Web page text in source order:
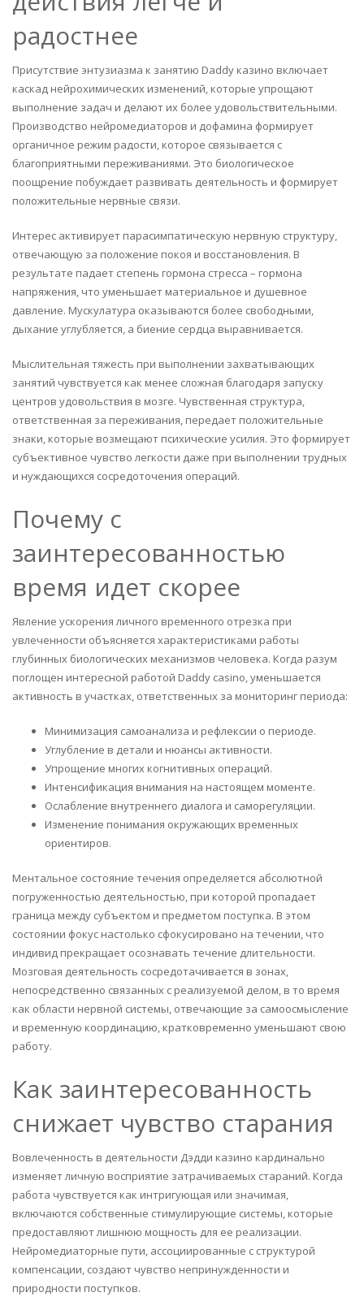
радостнее
Присутствие энтузиазма к занятию Daddy казино включает
каскад нейрохимических изменений, которые упрощают
выполнение задач и делают их более удовольствительными.
Производство нейромедиаторов и дофамина формирует
органичное режим радости, которое связывается с
благоприятными переживаниями. Это биологическое
поощрение побуждает развивать деятельность и формирует
положительные нервные связи.
Интерес активирует парасимпатическую нервную структуру,
отвечающую за положение покоя и восстановления. В
результате падает степень гормона стресса – гормона
напряжения, что уменьшает материальное и душевное
давление. Мускулатура оказываются более свободными,
дыхание углубляется, а биение сердца выравнивается.
Мыслительная тяжесть при выполнении захватывающих
занятий чувствуется как менее сложная благодаря запуску
центров удовольствия в мозге. Чувственная структура,
ответственная за переживания, передает положительные
знаки, которые возмещают психические усилия. Это формирует
субъективное чувство легкости даже при выполнении трудных
и нуждающихся сосредоточения операций.
Почему с
заинтересованностью
время идет скорее
Явление ускорения личного временного отрезка при
увлеченности объясняется характеристиками работы
глубинных биологических механизмов человека. Когда разум
поглощен интересной работой Daddy casino, уменьшается
активность в участках, ответственных за мониторинг периода:
Минимизация самоанализа и рефлексии о периоде.
Углубление в детали и нюансы активности.
Упрощение многих когнитивных операций.
Интенсификация внимания на настоящем моменте.
Ослабление внутреннего диалога и саморегуляции.
Изменение понимания окружающих временных
ориентиров.
Ментальное состояние течения определяется абсолютной
погруженностью деятельностью, при которой пропадает
граница между субъектом и предметом поступка. В этом
состоянии фокус настолько сфокусировано на течении, что
индивид прекращает осознавать течение длительности.
Мозговая деятельность сосредотачивается в зонах,
непосредственно связанных с реализуемой делом, в то время
как области нервной системы, отвечающие за самоосмысление
и временную координацию, кратковременно уменьшают свою
работу.
Как заинтересованность
снижает чувство старания
Вовлеченность в деятельности Дэдди казино кардинально
изменяет личную восприятие затрачиваемых стараний. Когда
работа чувствуется как интригующая или значимая,
включаются собственные стимулирующие системы, которые
предоставляют лишнюю мощность для ее реализации.
Нейромедиаторные пути, ассоциированные с структурой
компенсации, создают чувство непринужденности и
природности поступков.